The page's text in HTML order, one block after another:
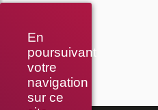
En
poursuivant
votre
navigation
sur ce